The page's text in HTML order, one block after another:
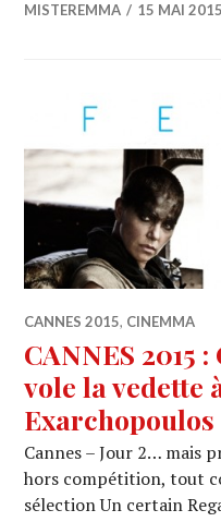
MISTEREMMA 15 MAI 2015
CANNES 2015, CINEMMA
CANNES 2015
vole la vedette
Exarchopoulos
Cannes – Jour 2… mais
hors compétition, tout
sélection Un certain